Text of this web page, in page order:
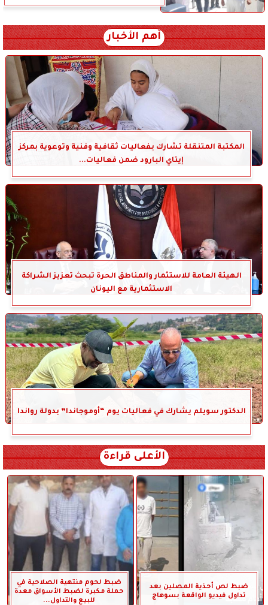
أهم الأخبار
المكتبة المتنقلة تشارك بفعاليات ثقافية وفنية وتوعوية بمركز
إيتاي البارود ضمن فعاليات...
الهيئة العامة للاستثمار والمناطق الحرة تبحث تعزيز الشراكة
الاستثمارية مع اليونان
الدكتور سويلم يشارك في فعاليات يوم “أوموجاندا” بدولة رواندا
الأعلى قراءة
ضبط لص أحذية المصلين بعد
تداول فيديو الواقعة بسوهاج
ضبط لحوم منتهية الصلاحية في
حملة مكبرة لضبط الأسواق معدة
للبيع والتداول...